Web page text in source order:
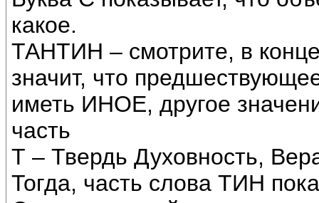
какое.
ТАНТИН – смотрите, в
значит, что
иметь ИНОЕ, другое
часть
Т – Твердь Духовность,
Тогда, часть слова ТИН